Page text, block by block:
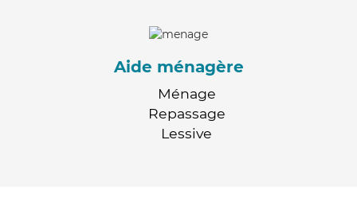
Aide ménagère
Ménage
Repassage
Lessive